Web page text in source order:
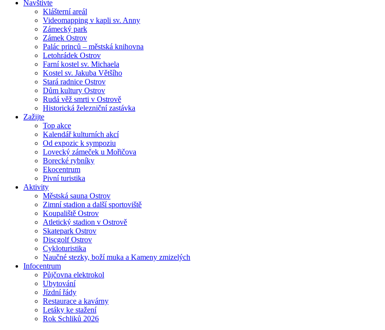
Navštivte
Klášterní areál
Videomapping v kapli sv. Anny
Zámecký park
Zámek Ostrov
Palác princů – městská knihovna
Letohrádek Ostrov
Farní kostel sv. Michaela
Kostel sv. Jakuba Většího
Stará radnice Ostrov
Dům kultury Ostrov
Rudá věž smrti v Ostrově
Historická železniční zastávka
Zažijte
Top akce
Kalendář kulturních akcí
Od expozic k sympoziu
Lovecký zámeček u Mořičova
Borecké rybníky
Ekocentrum
Pivní turistika
Aktivity
Městská sauna Ostrov
Zimní stadion a další sportoviště
Koupaliště Ostrov
Atletický stadion v Ostrově
Skatepark Ostrov
Discgolf Ostrov
Cykloturistika
Naučné stezky, boží muka a Kameny zmizelých
Infocentrum
Půjčovna elektrokol
Ubytování
Jízdní řády
Restaurace a kavárny
Letáky ke stažení
Rok Schliků 2026